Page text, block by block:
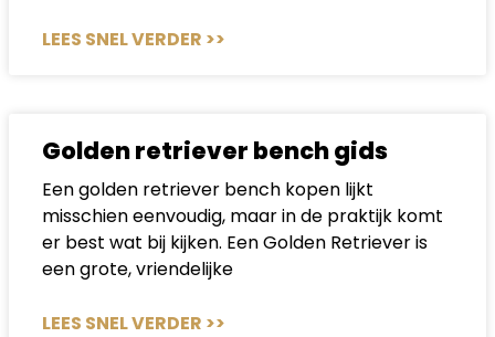
LEES SNEL VERDER >>
Golden retriever bench gids
Een golden retriever bench kopen lijkt
misschien eenvoudig, maar in de praktijk komt
er best wat bij kijken. Een Golden Retriever is
een grote, vriendelijke
LEES SNEL VERDER >>